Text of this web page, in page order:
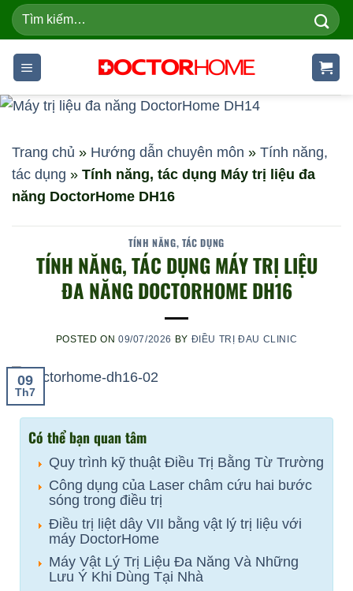
Skip
content
Tìm
kiếm:
Trang chủ » Hướng dẫn chuyên môn » Tính năng,
tác dụng » Tính năng, tác dụng Máy trị liệu đa
năng DoctorHome DH16
TÍNH NĂNG, TÁC DỤNG
TÍNH NĂNG, TÁC DỤNG MÁY TRỊ LIỆU
ĐA NĂNG DOCTORHOME DH16
POSTED ON 09/07/2026 BY ĐIỀU TRỊ ĐAU CLINIC
09
Th7
Có thể bạn quan tâm
Quy trình kỹ thuật Điều Trị Bằng Từ Trường
Công dụng của Laser châm cứu hai bước
sóng trong điều trị
Điều trị liệt dây VII bằng vật lý trị liệu với
máy DoctorHome
Máy Vật Lý Trị Liệu Đa Năng Và Những
Lưu Ý Khi Dùng Tại Nhà